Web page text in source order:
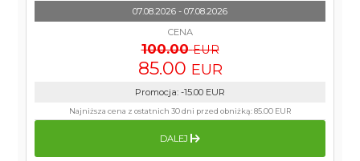
07.08.2026 - 07.08.2026
CENA
100.00 EUR
85.00 EUR
Promocja: -15.00 EUR
Najniższa cena z ostatnich 30 dni przed obniżką:85.00 EUR
DALEJ